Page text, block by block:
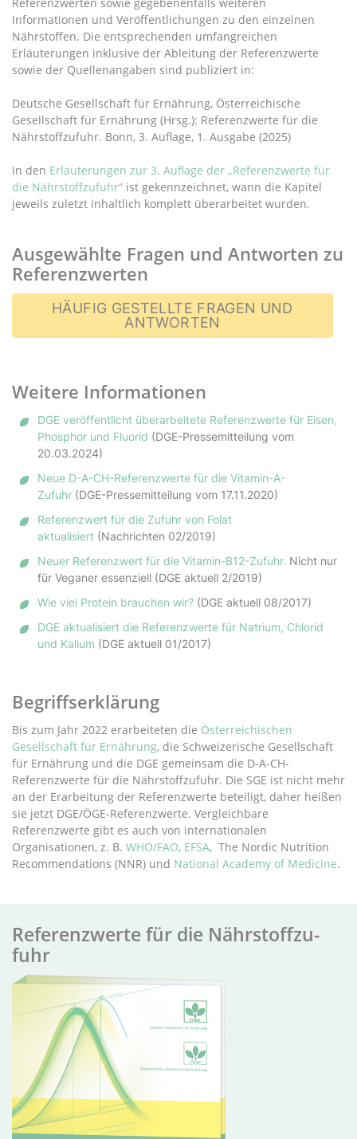
Informationen und Veröffentlichungen zu den einzelnen
Nährstoffen. Die entsprechenden umfangreichen
Erläuterungen inklusive der Ableitung der Referenzwerte
sowie der Quellenangaben sind publiziert in:
Deutsche Gesellschaft für Ernährung, Österreichische
Gesellschaft für Ernährung (Hrsg.): Referenzwerte für die
Nährstoffzufuhr. Bonn, 3. Auflage, 1. Ausgabe (2025)
In den Erläuterungen zur 3. Auflage der „Referenzwerte für
die Nährstoffzufuhr“ ist gekennzeichnet, wann die Kapitel
jeweils zuletzt inhaltlich komplett überarbeitet wurden.
Ausgewählte Fragen und Antworten zu
Referenzwerten
HÄUFIG GESTELLTE FRAGEN UND
ANTWORTEN
Weitere Informationen
DGE veröffentlicht überarbeitete Referenzwerte für Eisen,
Phosphor und Fluorid (DGE-Pressemitteilung vom
20.03.2024)
Neue D-A-CH-Referenzwerte für die Vitamin-A-
Zufuhr (DGE-Pressemitteilung vom 17.11.2020)
Referenzwert für die Zufuhr von Folat
aktualisiert (Nachrichten 02/2019)
Neuer Referenzwert für die Vitamin-B12-Zufuhr. Nicht nur
für Veganer essenziell (DGE aktuell 2/2019)
Wie viel Protein brauchen wir? (DGE aktuell 08/2017)
DGE aktualisiert die Referenzwerte für Natrium, Chlorid
und Kalium (DGE aktuell 01/2017)
Begriffserklärung
Bis zum Jahr 2022 erarbeiteten die Österreichischen
Gesellschaft für Ernährung, die Schweizerische Gesellschaft
für Ernährung und die DGE gemeinsam die D-A-CH-
Referenzwerte für die Nährstoffzufuhr. Die SGE ist nicht mehr
an der Erarbeitung der Referenzwerte beteiligt, daher heißen
sie jetzt DGE/ÖGE-Referenzwerte. Vergleichbare
Referenzwerte gibt es auch von internationalen
Organisationen, z. B. WHO/FAO, EFSA, The Nordic Nutrition
Recommendations (NNR) und National Academy of Medicine.
Re­fer­enz­wer­te für die Nähr­stoff­zu­
fuhr